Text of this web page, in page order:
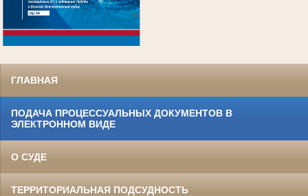
ГЛАВНАЯ
ПОДАЧА ПРОЦЕССУАЛЬНЫХ ДОКУМЕНТОВ В
ЭЛЕКТРОННОМ ВИДЕ
О СУДЕ
ТЕРРИТОРИАЛЬНАЯ ПОДСУДНОСТЬ